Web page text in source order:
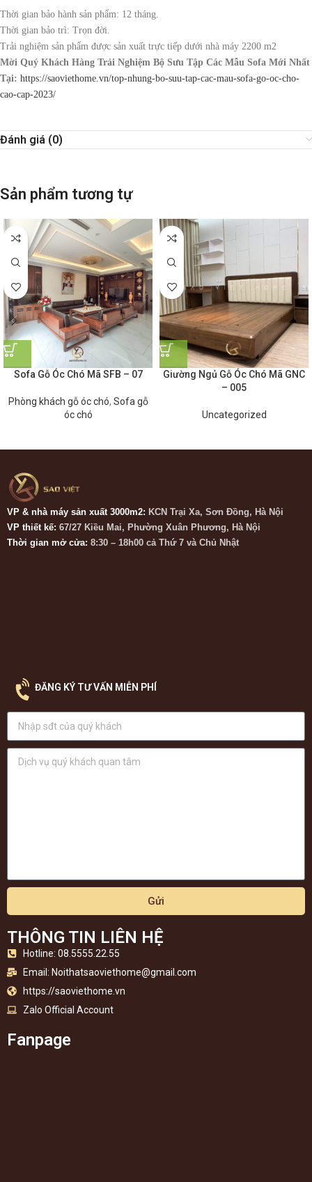
Thời gian bảo hành sản phẩm: 12 tháng.
Thời gian bảo trì: Trọn đời.
Trải nghiệm sản phẩm được sản xuất trực tiếp dưới nhà máy 2200 m2
Mời Quý Khách Hàng Trải Nghiệm Bộ Sưu Tập Các Mẫu Sofa Mới Nhất
Tại: https://saoviethome.vn/top-nhung-bo-suu-tap-cac-mau-sofa-go-oc-cho-
cao-cap-2023/
Đánh giá (0)
Sản phẩm tương tự
Sofa Gỗ Óc Chó Mã SFB – 07
Phòng khách gỗ óc chó, Sofa gỗ
óc chó
Giường Ngủ Gỗ Óc Chó Mã GNC
– 005
Uncategorized
VP & nhà máy sản xuất 3000m2: KCN Trại Xa, Sơn Đồng, Hà Nội
VP thiết kế: 67/27 Kiều Mai, Phường Xuân Phương, Hà Nội
Thời gian mở cửa: 8:30 – 18h00 cả Thứ 7 và Chủ Nhật
ĐĂNG KÝ TƯ VẤN MIỄN PHÍ
Gửi
THÔNG TIN LIÊN HỆ
Hotline: 08.5555.22.55
Email: Noithatsaoviethome@gmail.com
https://saoviethome.vn
Zalo Official Account
Fanpage